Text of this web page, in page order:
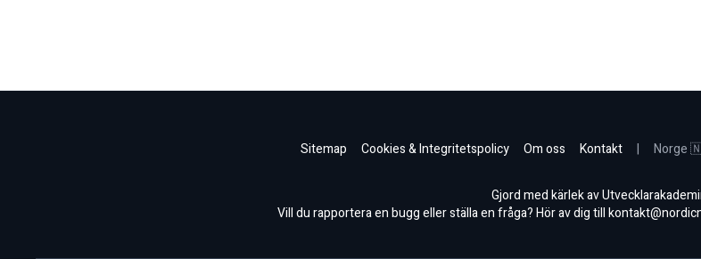
Sitemap Cookies & Integritetspolicy Om oss Kontakt | Norge
Gjord med kärlek av
Vill du rapportera en bugg eller ställa en fråga? Hör av dig till